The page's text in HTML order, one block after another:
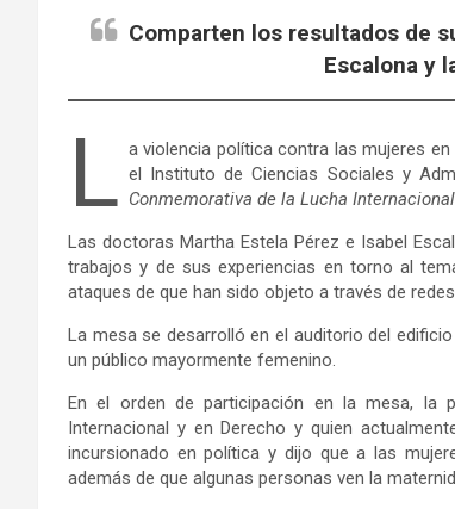
Comparten los resultados de
Escalona y
L a violencia política contra las mujeres
el Instituto de Ciencias Sociales y
Conmemorativa de la Lucha
Las doctoras Martha Estela Pérez e Isabel
trabajos y de sus experiencias en torno al
ataques de que han sido objeto a través de
La mesa se desarrolló en el auditorio del
un público mayormente femenino.
En el orden de participación en la mesa, la
Internacional y en Derecho y quien
incursionado en política y dijo que a las
además de que algunas personas ven la